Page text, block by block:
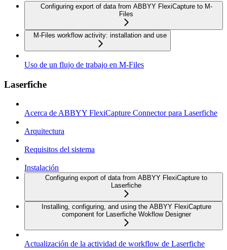
Configuring export of data from ABBYY FlexiCapture to M-
Files
M-Files workflow activity: installation and use
Uso de un flujo de trabajo en M-Files
Laserfiche
Acerca de ABBYY FlexiCapture Connector para Laserfiche
Arquitectura
Requisitos del sistema
Instalación
Configuring export of data from ABBYY FlexiCapture to
Laserfiche
Installing, configuring, and using the ABBYY FlexiCapture
component for Laserfiche Wokflow Designer
Actualización de la actividad de workflow de Laserfiche